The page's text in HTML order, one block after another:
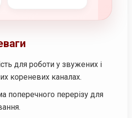
для роботи у звужених і
кореневих каналах.
поперечного перерізу для